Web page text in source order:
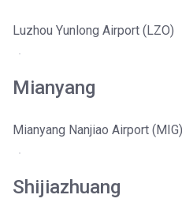
Luzhou Yunlong Airport (LZO)
Mianyang
Mianyang Nanjiao Airport (MIG)
Shijiazhuang